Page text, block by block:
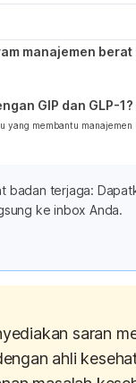
manajemen berat
GIP dan GLP-1?
yang membantu
badan terjaga:
ke inbox Anda.
saran
ahli